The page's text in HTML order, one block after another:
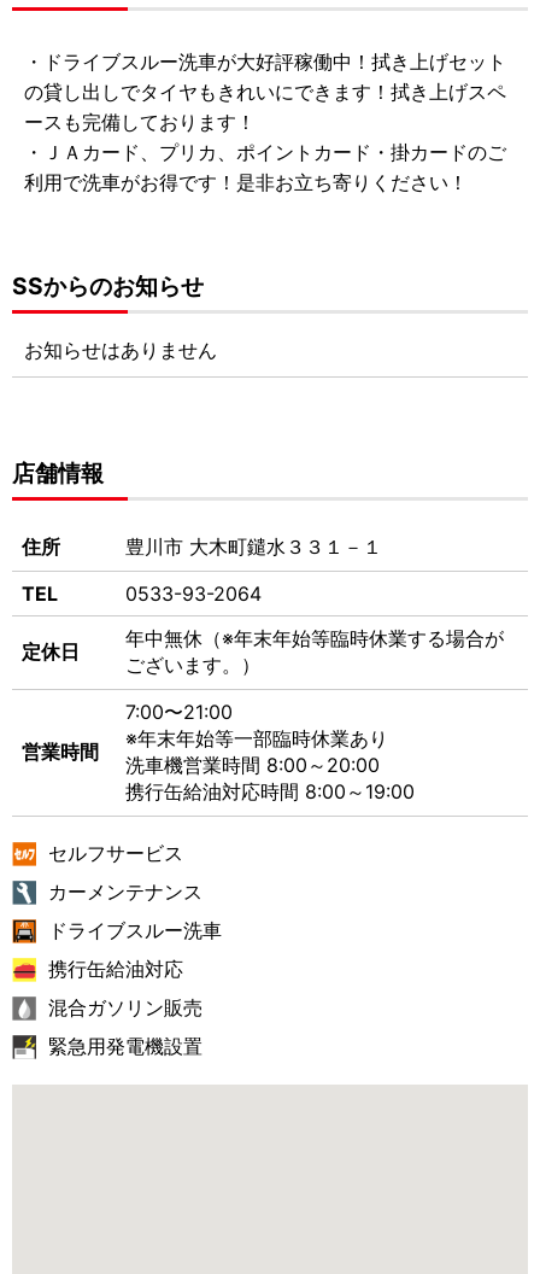
・ドライブスルー洗車が大好評稼働中！拭き上げセット
の貸し出しでタイヤもきれいにできます！拭き上げスペ
ースも完備しております！
・ＪＡカード、プリカ、ポイントカード・掛カードのご
利用で洗車がお得です！是非お立ち寄りください！
SSからのお知らせ
お知らせはありません
店舗情報
住所
豊川市 大木町鑓水３３１－１
TEL
0533-93-2064
定休日
年中無休（※年末年始等臨時休業する場合が
ございます。）
営業時間
7:00〜21:00
※年末年始等一部臨時休業あり
洗車機営業時間 8:00～20:00
携行缶給油対応時間 8:00～19:00
セルフサービス
カーメンテナンス
ドライブスルー洗車
携行缶給油対応
混合ガソリン販売
緊急用発電機設置